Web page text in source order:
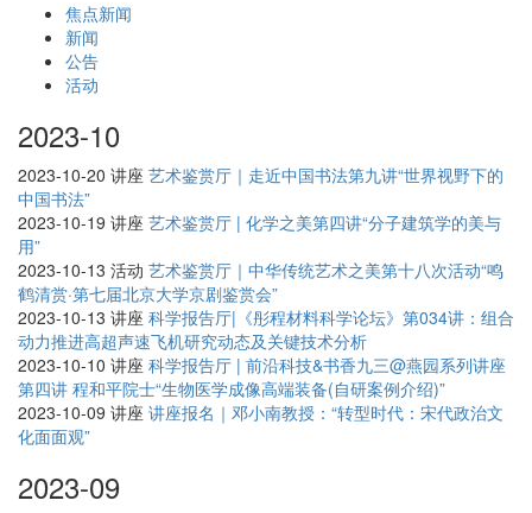
焦点新闻
新闻
公告
活动
2023-10
2023-10-20 讲座 艺术鉴赏厅｜走近中国书法第九讲“世界视野下的
中国书法”
2023-10-19 讲座 艺术鉴赏厅 | 化学之美第四讲“分子建筑学的美与
用”
2023-10-13 活动 艺术鉴赏厅｜中华传统艺术之美第十八次活动“鸣
鹤清赏·第七届北京大学京剧鉴赏会”
2023-10-13 讲座 科学报告厅|《彤程材料科学论坛》第034讲：组合
动力推进高超声速飞机研究动态及关键技术分析
2023-10-10 讲座 科学报告厅 | 前沿科技&书香九三@燕园系列讲座
第四讲 程和平院士“生物医学成像高端装备(自研案例介绍)”
2023-10-09 讲座 讲座报名｜邓小南教授：“转型时代：宋代政治文
化面面观”
2023-09